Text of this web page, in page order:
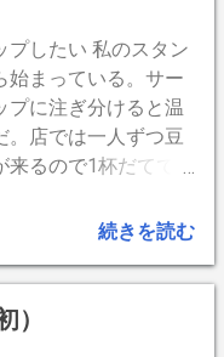
すよね。(^o^) 味はと
。甘味が強く優しく
したくなる味。電動
深みを感じます。 コ
粉15g グラインダ
ではないと思いま
ノズルは使いにくい
がデフォルト。右
ってきた、M6 袋
プしてみましたが不
ードリップでは目
料A-1）ではそうい
味を強く感じます。
に粒子が荒れた方
いのではないでしょ
、濃く淹れるには豆
いとドリッパー・コ
ない。近づけるとド
てしまう 湯量に余
すい 大きいポットに
もあるが、揺れに
言うと、 自由にお湯
湯出来る というこ
は湯沸しケトルでは
て火にかけることは
プしたい 私のスタン
始まっている。サー
プに注ぎ分けると温
。店では一人ずつ豆
るので1杯だてで
たのは個別スタンド
を引っ掛けたら倒れ
自由度の両立を狙う
ってこちら。 この手
続きを読む
）